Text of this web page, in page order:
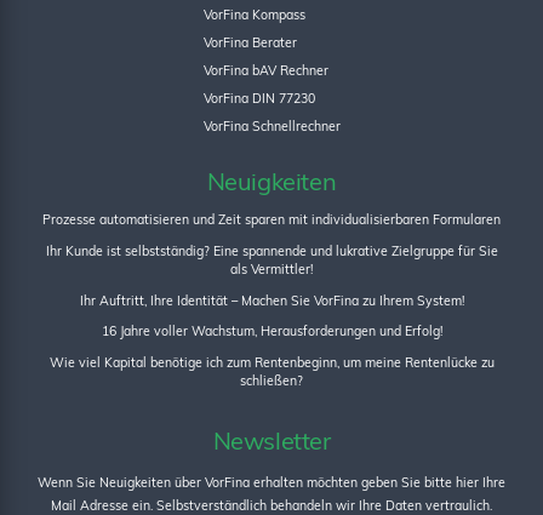
VorFina Kompass
VorFina Berater
VorFina bAV Rechner
VorFina DIN 77230
VorFina Schnellrechner
Neuigkeiten
Prozesse automatisieren und Zeit sparen mit individualisierbaren Formularen
Ihr Kunde ist selbstständig? Eine spannende und lukrative Zielgruppe für Sie
als Vermittler!
Ihr Auftritt, Ihre Identität – Machen Sie VorFina zu Ihrem System!
16 Jahre voller Wachstum, Herausforderungen und Erfolg!
Wie viel Kapital benötige ich zum Rentenbeginn, um meine Rentenlücke zu
schließen?
Newsletter
Wenn Sie Neuigkeiten über VorFina erhalten möchten geben Sie bitte hier Ihre
Mail Adresse ein. Selbstverständlich behandeln wir Ihre Daten vertraulich.